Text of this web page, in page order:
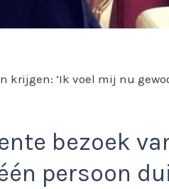
krijgen: ‘Ik voel mij nu
bezoek
persoon